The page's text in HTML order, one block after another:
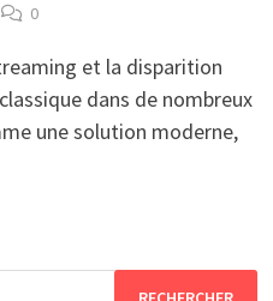
0
et la disparition
dans de nombreux
une solution moderne,